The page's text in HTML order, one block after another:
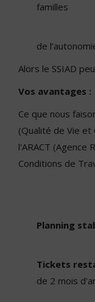
familles
de
Alors le SSIAD
Vos avantages :
Ce que nous
(Qualité de Vie
l'ARACT (Agence
Conditions de
Planning
Tickets
de 2 mois